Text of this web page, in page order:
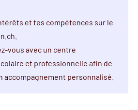
et tes compétences sur le
vous avec un centre
et professionnelle afin de
accompagnement personnalisé.